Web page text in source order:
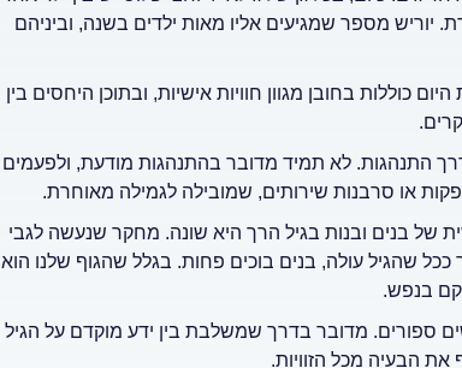
יוריש מספר שמגיעים אליו מאות ילדים בשנה, וביניהם
בחובן מגוון חוויות אישיות, ובתוכן היחסים בין
התנהגות. לא תמיד מדובר בהתנהגות מודעת, ולפעמים
או סרבנות שירותים, שמובילה לגמילה מאוחרת.
של בנים ובנות בגיל הרך היא שונה. מחקר שנעשה לגבי
שהגיל עולה, בנים בוכים פחות. בגלל שהגוף שלנו הוא
בנפש.
הדרכה הורית, עם הצלחה של כ-97% בתוך חודשים ספורים. מדובר בדרך שמשלבת בין ידע מוקדם על הגיל
את הבעיה מכל הזוויות.